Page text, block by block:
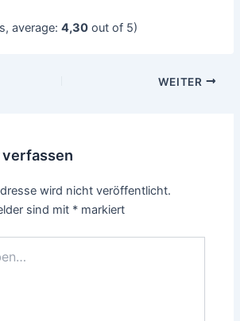
average:4,30 out of 5)
WEITER
verfassen
wird nicht veröffentlicht.
sind mit * markiert